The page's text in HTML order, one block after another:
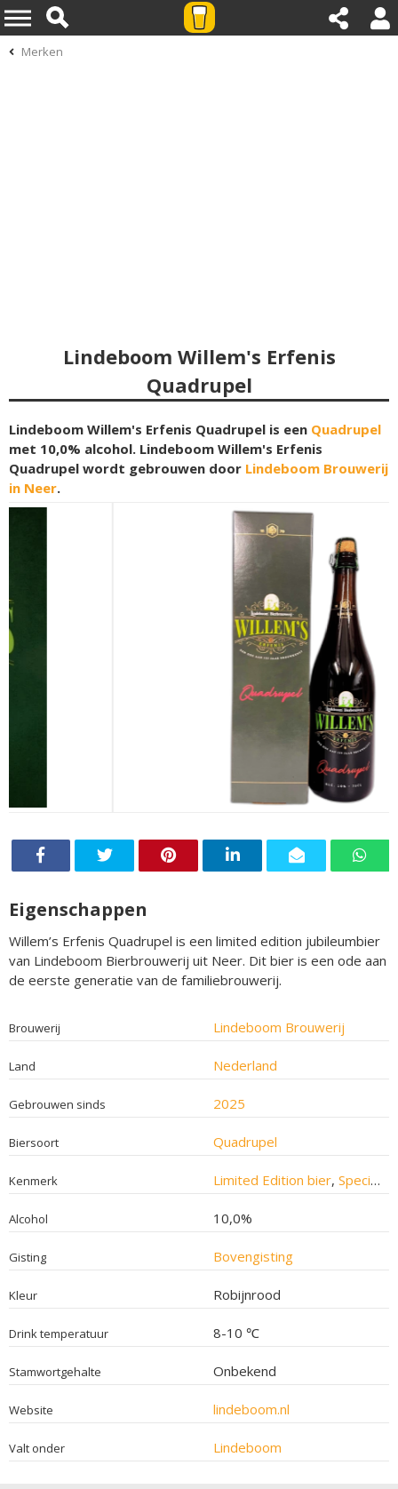
Merken
Lindeboom Willem's Erfenis
Quadrupel
Lindeboom Willem's Erfenis Quadrupel is een Quadrupel
met 10,0% alcohol. Lindeboom Willem's Erfenis
Quadrupel wordt gebrouwen door Lindeboom Brouwerij
in Neer.
Eigenschappen
Willem’s Erfenis Quadrupel is een limited edition jubileumbier
van Lindeboom Bierbrouwerij uit Neer. Dit bier is een ode aan
de eerste generatie van de familiebrouwerij.
Brouwerij Lindeboom Brouwerij
Land Nederland
Gebrouwen sinds 2025
Biersoort Quadrupel
Kenmerk Limited Edition bier, Speciaalbier
Alcohol 10,0%
Gisting Bovengisting
Kleur Robijnrood
Drink temperatuur 8-10 ℃
Stamwortgehalte Onbekend
Website lindeboom.nl
Valt onder Lindeboom